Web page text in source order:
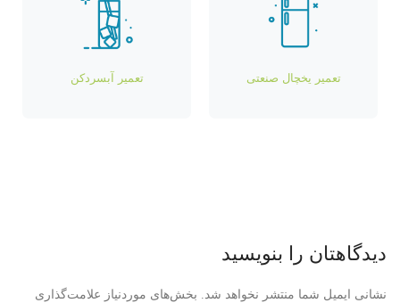
تعمیر یخچال صنعتی تعمیر آبسردکن
دیدگاهتان را بنویسید
نشانی ایمیل شما منتشر نخواهد شد. بخش‌های موردنیاز علامت‌گذاری